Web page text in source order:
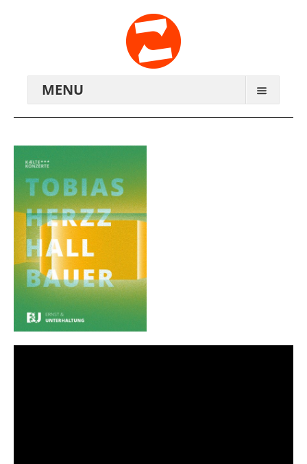
MENU
ARCHIV
WIR ÜBER UNS
ANREISE
KONTAKTE
ZENTRALWERK E.V.
GENOSSENSCHAFT